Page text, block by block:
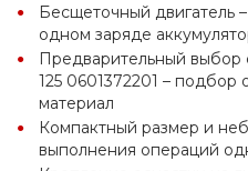
Бесщеточный двигатель
одном заряде
Предварительный выбор
125 0601372201 – подбор
материал
Компактный размер и
выполнения операций